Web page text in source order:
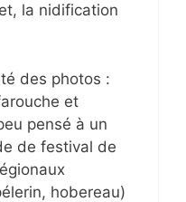
la nidification
des photos :
et
pensé à un
de festival de
hobereau)